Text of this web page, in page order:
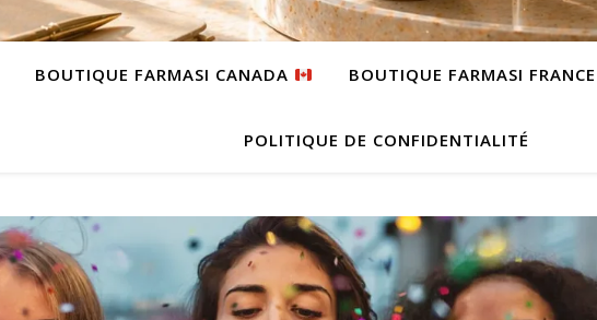
BOUTIQUE FARMASI CANADA BOUTIQUE FARMASI FRANCE
POLITIQUE DE CONFIDENTIALITÉ